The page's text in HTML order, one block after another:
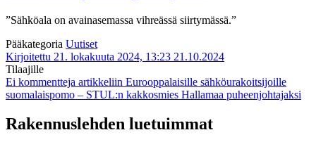
”Sähköala on avainasemassa vihreässä siirtymässä.”
Pääkategoria Uutiset
Kirjoitettu 21. lokakuuta 2024, 13:23 21.10.2024
Tilaajille
Ei kommentteja artikkeliin Eurooppalaisille sähköurakoitsijoille
suomalaispomo – STUL:n kakkosmies Hallamaa puheenjohtajaksi
Rakennuslehden luetuimmat